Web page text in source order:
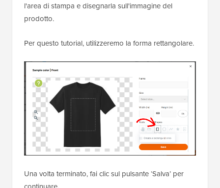
l'area di stampa e disegnarla sull'immagine del
prodotto.
Per questo tutorial, utilizzeremo la forma rettangolare.
Una volta terminato, fai clic sul pulsante ‘Salva’ per